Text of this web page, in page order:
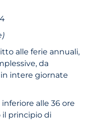
alle ferie annuali,
da
intere giornate
alle 36 ore
il principio di